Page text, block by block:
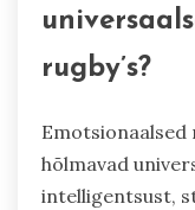
rugby’s?
Emotsionaalsed
hõlmavad
intelligentsust,